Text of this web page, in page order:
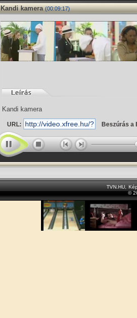
Kandi kamera (00:09:17)
Kandi kamera
URL: Beszúrás a
TVN.HU
©